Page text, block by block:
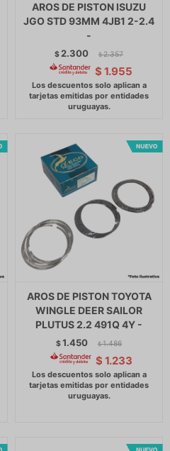
AROS DE PISTON ISUZU
JGO STD 93MM 4JB1 2-2.4
-
$ 2.300 $ 2.357
$ 1.955
AROS DE PISTON TOYOTA
WINGLE DEER SAILOR
PLUTUS 2.2 491Q 4Y -
$1.450 $ 1.486
$ 1.233